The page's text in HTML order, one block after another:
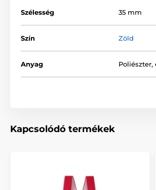
Szélesség 35 mm
Szín Zöld
Anyag Poliészter,
Kapcsolódó termékek